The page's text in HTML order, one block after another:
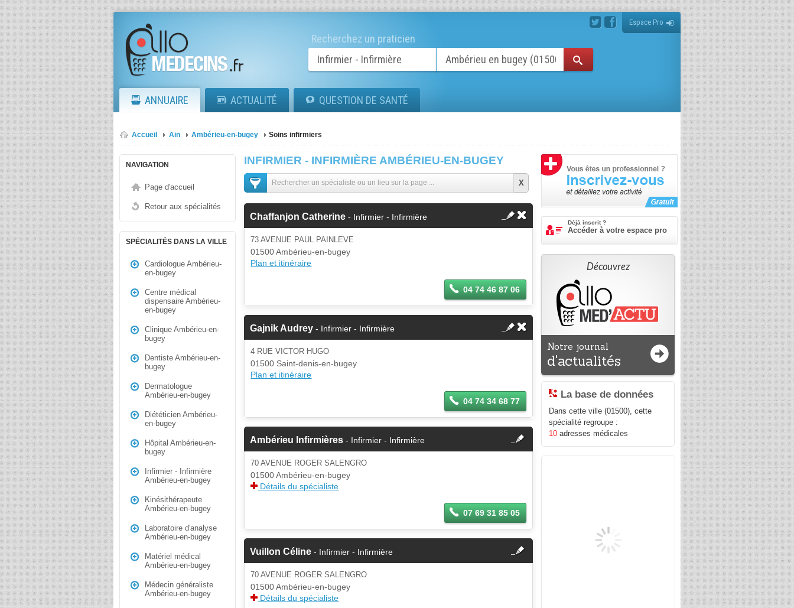
Espace Pro
Recherchez un praticien
ANNUAIRE ACTUALITÉ QUESTION DE SANTÉ
Accueil Ain Ambérieu-en-bugey Soins infirmiers
NAVIGATION
Page d'accueil
Retour aux spécialités
SPÉCIALITÉS DANS LA VILLE
Cardiologue Ambérieu-
en-bugey
Centre médical
dispensaire Ambérieu-
en-bugey
Clinique Ambérieu-en-
bugey
Dentiste Ambérieu-en-
bugey
Dermatologue
Ambérieu-en-bugey
Diététicien Ambérieu-
en-bugey
Hôpital Ambérieu-en-
bugey
Infirmier - Infirmière
Ambérieu-en-bugey
Kinésithérapeute
Ambérieu-en-bugey
Laboratoire d'analyse
Ambérieu-en-bugey
Matériel médical
Ambérieu-en-bugey
Médecin généraliste
Ambérieu-en-bugey
INFIRMIER - INFIRMIÈRE AMBÉRIEU-EN-BUGEY
Chaffanjon Catherine - Infirmier - Infirmière
73 AVENUE PAUL PAINLEVE
01500 Ambérieu-en-bugey
Plan et itinéraire
04 74 46 87 06
Gajnik Audrey - Infirmier - Infirmière
4 RUE VICTOR HUGO
01500 Saint-denis-en-bugey
Plan et itinéraire
04 74 34 68 77
Ambérieu Infirmières - Infirmier - Infirmière fermer
Cette fiche est la propriété
d'un membre.
Si vous êtes ce membre, mettez à
jour ces informations sur votre
70 AVENUE ROGER SALENGRO
01500 Ambérieu-en-bugey
Détails du spécialiste
07 69 31 85 05
Vuillon Céline - Infirmier - Infirmière fermer
Cette fiche est la propriété
d'un membre.
Si vous êtes ce membre, mettez à
jour ces informations sur votre
70 AVENUE ROGER SALENGRO
01500 Ambérieu-en-bugey
Détails du spécialiste
Déjà inscrit ?
Accéder à votre espace pro
Découvrez
Notre journal
d'actualités
La base de données
Dans cette ville (01500), cette
spécialité regroupe :
10 adresses médicales